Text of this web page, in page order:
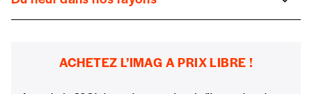
*champs obligatoires
1 an = 5 numéros
20€*/an
*Prix indicatif, frais de port inclus
Le droit des étrangers:une évolution en
Focus sur le regroupement familial et l’asile. Que dit le droit
“Bruxelles intimes”: un dossier pédagogique conçu par le
Cathy Harris
ACHETEZ L’IMAG A PRIX LIBRE !